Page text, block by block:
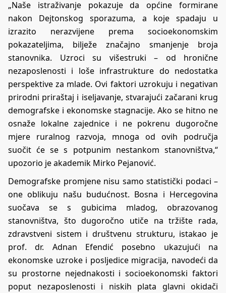
„Naše istraživanje pokazuje da općine formirane
nakon Dejtonskog sporazuma, a koje spadaju u
izrazito nerazvijene prema socioekonomskim
pokazateljima, bilježe značajno smanjenje broja
stanovnika. Uzroci su višestruki – od hronične
nezaposlenosti i loše infrastrukture do nedostatka
perspektive za mlade. Ovi faktori uzrokuju i negativan
prirodni priraštaj i iseljavanje, stvarajući začarani krug
demografske i ekonomske stagnacije. Ako se hitno ne
osnaže lokalne zajednice i ne pokrenu dugoročne
mjere ruralnog razvoja, mnoga od ovih područja
suočit će se s potpunim nestankom stanovništva,“
upozorio je akademik Mirko Pejanović.
Demografske promjene nisu samo statistički podaci –
one oblikuju našu budućnost. Bosna i Hercegovina
suočava se s gubicima mladog, obrazovanog
stanovništva, što dugoročno utiče na tržište rada,
zdravstveni sistem i društvenu strukturu, istakao je
prof. dr. Adnan Efendić posebno ukazujući na
ekonomske uzroke i posljedice migracija, navodeći da
su prostorne nejednakosti i socioekonomski faktori
poput nezaposlenosti i niskih plata glavni okidači